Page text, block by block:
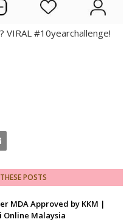
VIRAL #10yearchallenge!
POSTS
MDA Approved by KKM |
Malaysia